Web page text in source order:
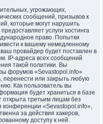
угрожающих,
сообщений, призывов к
которые могут нарушить
услуги хостинга
право. Попытки
к вашему немедленному
провайдер будет поставлен в
IP-адреса всех сообщений
такой политики. Вы
форумов «Sevastopol.info»
перенести или закрыть любую
Как пользователь вы
будет храниться в базе
третьим лицам без
«Sevastopol.info»,
за действия хакеров,
доступу к ней.